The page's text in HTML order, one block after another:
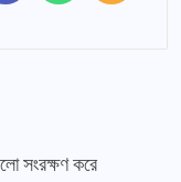
সংরক্ষণ করে